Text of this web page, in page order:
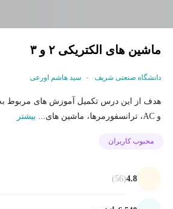
ماشین های الکتریکی ٢ و ٣
دانشگاه صنعتی شریف سید هاشم اورعی
و AC، ترانسفورمرها، ماشین های...
بیشتر
محبوب کاربران
4.8
(56)